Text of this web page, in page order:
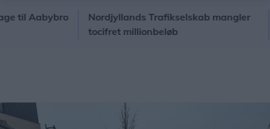
Aabybro
Nordjyllands Trafikselskab mangler
tocifret millionbeløb